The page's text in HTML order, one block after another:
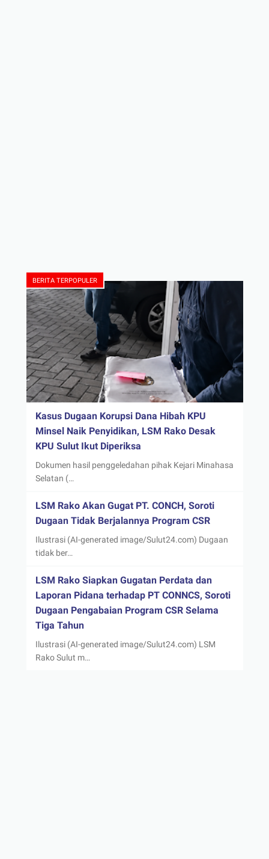
BERITA TERPOPULER
Kasus Dugaan Korupsi Dana Hibah KPU
Minsel Naik Penyidikan, LSM Rako Desak
KPU Sulut Ikut Diperiksa
Dokumen hasil penggeledahan pihak Kejari Minahasa
Selatan (…
LSM Rako Akan Gugat PT. CONCH, Soroti
Dugaan Tidak Berjalannya Program CSR
Ilustrasi (AI-generated image/Sulut24.com) Dugaan
tidak ber…
LSM Rako Siapkan Gugatan Perdata dan
Laporan Pidana terhadap PT CONNCS, Soroti
Dugaan Pengabaian Program CSR Selama
Tiga Tahun
Ilustrasi (AI-generated image/Sulut24.com) LSM
Rako Sulut m…